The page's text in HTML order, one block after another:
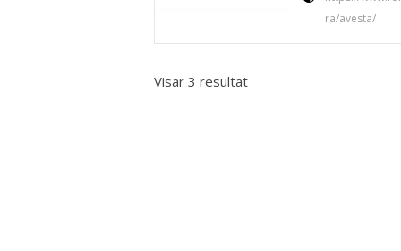
ra/avesta/
Visar 3 resultat